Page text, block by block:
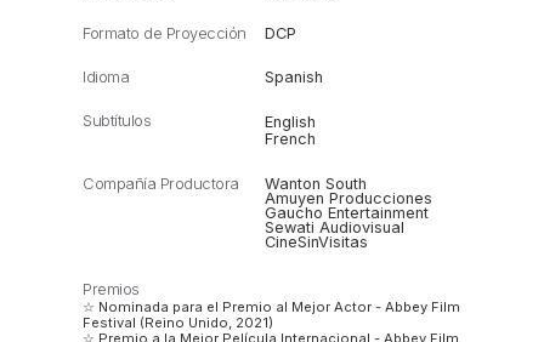
Formato de Proyección DCP
Idioma Spanish
Subtítulos
English
French
Compañía Productora
Wanton South
Amuyen Producciones
Gaucho Entertainment
Sewati Audiovisual
CineSinVisitas
Premios
☆ Nominada para el Premio al Mejor Actor - Abbey Film
Festival (Reino Unido, 2021)
☆ Premio a la Mejor Película Internacional - Abbey Film